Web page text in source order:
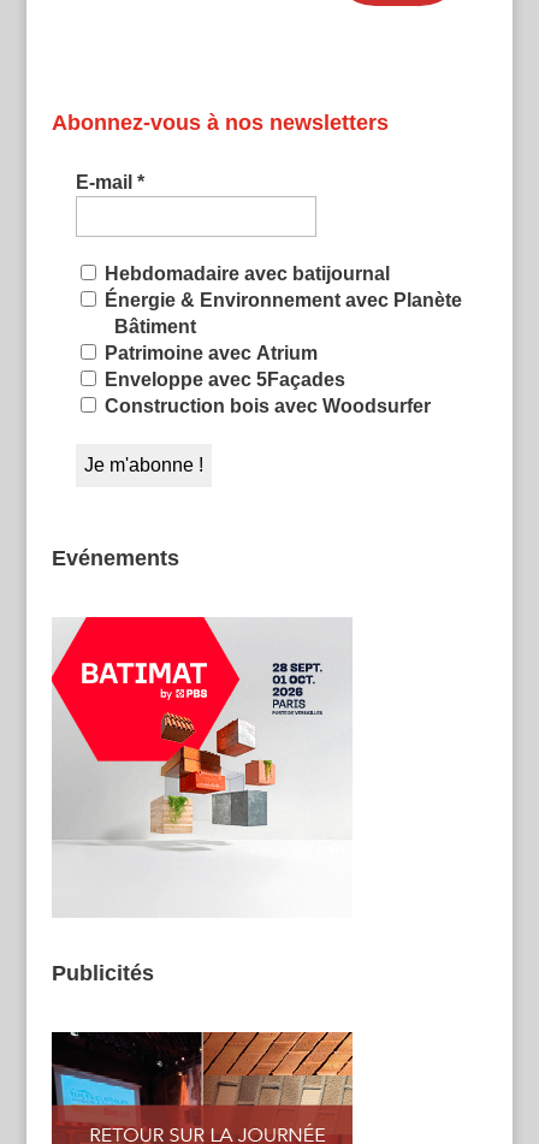
Abonnez-vous à nos newsletters
E-mail *
Hebdomadaire avec batijournal
Énergie & Environnement avec Planète
Bâtiment
Patrimoine avec Atrium
Enveloppe avec 5Façades
Construction bois avec Woodsurfer
Evénements
Publicités